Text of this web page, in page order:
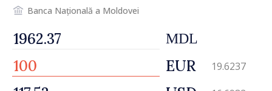
Banca Națională a Moldovei
MDL
EUR 19.6237